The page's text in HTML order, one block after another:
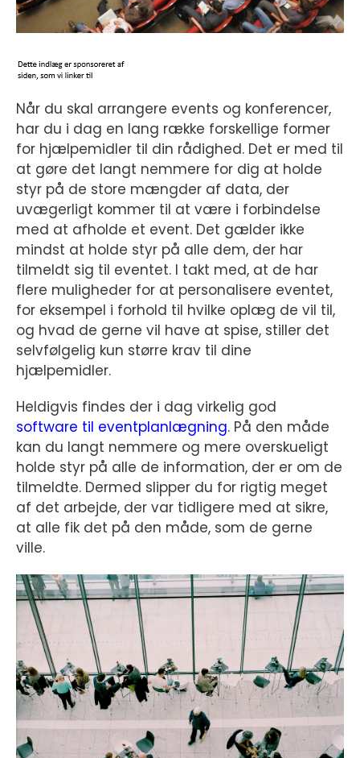
Når du skal arrangere events og konferencer,
har du i dag en lang række forskellige former
for hjælpemidler til din rådighed. Det er med til
at gøre det langt nemmere for dig at holde
styr på de store mængder af data, der
uvægerligt kommer til at være i forbindelse
med at afholde et event. Det gælder ikke
mindst at holde styr på alle dem, der har
tilmeldt sig til eventet. I takt med, at de har
flere muligheder for at personalisere eventet,
for eksempel i forhold til hvilke oplæg de vil til,
og hvad de gerne vil have at spise, stiller det
selvfølgelig kun større krav til dine
hjælpemidler.
Heldigvis findes der i dag virkelig god
software til eventplanlægning. På den måde
kan du langt nemmere og mere overskueligt
holde styr på alle de information, der er om de
tilmeldte. Dermed slipper du for rigtig meget
af det arbejde, der var tidligere med at sikre,
at alle fik det på den måde, som de gerne
ville.